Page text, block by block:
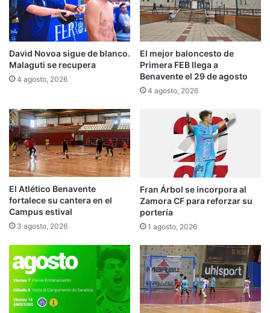
David Novoa sigue de blanco.
Malaguti se recupera
4 agosto, 2026
El mejor baloncesto de
Primera FEB llega a
Benavente el 29 de agosto
4 agosto, 2026
El Atlético Benavente
fortalece su cantera en el
Campus estival
3 agosto, 2026
Fran Árbol se incorpora al
Zamora CF para reforzar su
portería
1 agosto, 2026